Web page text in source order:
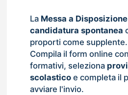
La Messa a
candidatura spontanea
proporti come supplente.
Compila il form online
formativi, seleziona
scolasticoe completa il
avviare l'invio.